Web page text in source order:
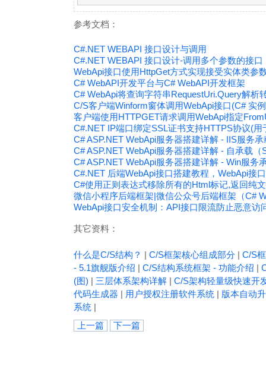
参考文档：
C#.NET WEBAPI 接口设计与调用
C#.NET WEBAPI 接口设计-调用多个参数的接口
WebApi接口使用HttpGet方式实现接受实体类参
C# WebAPI开发平台与C# WebAPI开发框架
C# WebApi将查询字符串RequestUri.Query解析
C/S客户端Winform窗体调用WebApi接口(C# 实
客户端使用HTTPGET请求调用WebApi指定
C#.NET IP端口绑定SSL证书支持HTTPS协议(
C# ASP.NET WebApi服务器搭建详解 - IIS服务
C# ASP.NET WebApi服务器搭建详解 - 自承载（
C# ASP.NET WebApi服务器搭建详解 - Win服务
C#.NET 后端WebApi接口搭建教程，WebApi接
C#使用正则表达式移除所有的Html标记,返回纯
微信小程序后端框架|微信公众号后端框架（C#
WebApi接口安全机制：API接口限流防止恶意访
其它资料：
什么是C/S结构？ | C/S框架核心组成部分 | C/S
- 5.1旗舰版介绍 | C/S结构系统框架 - 功能介绍 |
(图) | 三层体系架构详解 | C/S架构轻量级快速开
代码生成器 | 用户授权注册软件系统 | 版本自动
系统 |
上一篇
下一篇